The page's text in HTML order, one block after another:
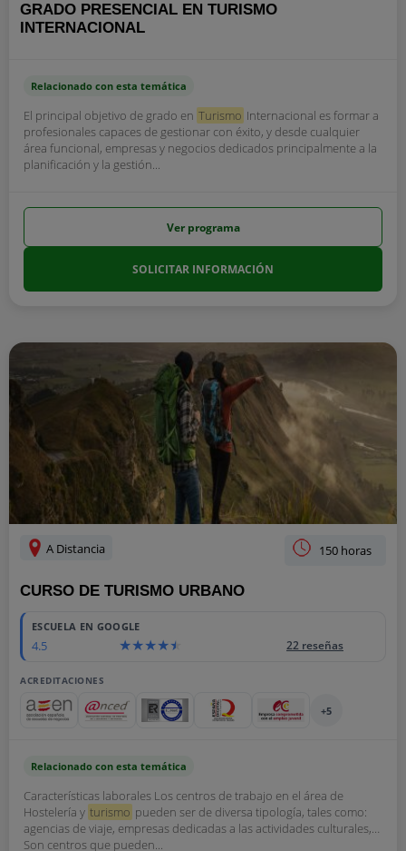
GRADO PRESENCIAL EN TURISMO
INTERNACIONAL
Relacionado con esta temática
El principal objetivo de grado en Turismo Internacional es formar a
profesionales capaces de gestionar con éxito, y desde cualquier
área funcional, empresas y negocios dedicados principalmente a la
planificación y la gestión...
Ver programa
SOLICITAR INFORMACIÓN
A Distancia 150 horas
CURSO DE TURISMO URBANO
ESCUELA EN GOOGLE
4.5 22 reseñas
ACREDITACIONES
+5
Relacionado con esta temática
Características laborales Los centros de trabajo en el área de
Hostelería y turismo pueden ser de diversa tipología, tales como:
agencias de viaje, empresas dedicadas a las actividades culturales,…
Son centros que pueden...